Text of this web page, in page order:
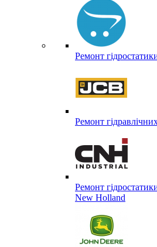
Ремонт
Ремонт
Ремонт
New Holland